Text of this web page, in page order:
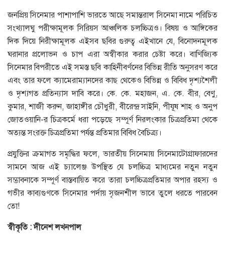
জনপ্রিয় সিনেমার পাশাপাশি ভারতে আছে সমান্তরাল সিনেমা নামে পরিচিত
সংখ্যালঘু পরীক্ষামূলক সিরিয়স আঞ্চলিক চলচ্চিত্রও। বিষয় ও আঙ্গিকের
দিক দিয়ে নিরীক্ষামূলক এইসব ছবির গুরুত্ব এইখানে যে, বিনােদনমূলক
ঘরানার প্রলােভন ও চাপ এরা অস্বীকার করার চেষ্টা করে। বাণিজ্যিক
সিনেমার বিপরীতে এই সমস্ত ছবি কাহিনীবর্ণনের বিভিন্ন রীতি অনুসরণ করে
এবং তার ফলে ক্যামেরাম্যানদের কাছ থেকেও বিভিন্ন ও বিবিধ দৃশ্যশৈলী
ও দৃশ্যগত প্রতিন্যাস দাবি করে। কে. কে. মহাজন, এ. কে. বীর, বেণু,
কুমার, শাজী করুন, জাহাঙ্গীর চৌধুরী, বীরেন্দ্র সাইনি, পীযূষ শাহ ও অনুপ
জোতওয়ানি-র চিত্রকর্মে ধরা পড়েছে সম্পূর্ণ নিরলংকার চিত্রপ্রতিমা থেকে
অত্যন্ত সংরক্ত চিত্রপ্রতিমা পর্যন্ত প্রতিমার বিবিধ বৈচিত্র্য।
প্রযুক্তির ক্রমাগত সমৃদ্ধির ফলে, ভারতীয় সিনেমায় সিনেমাটোগ্রাফারদের
সামনে আজ এই চ্যালেঞ্জ উপস্থিত যে চলচ্চিত্র মাধ্যমের নতুন নতুন
সম্ভাবনাকে সম্পূর্ণ বাস্তবায়িত করে তারা চলচ্চিত্রপ্রতিমার অপার রহস্য ও
গভীর কাব্যগুণকে সিনেমার পর্দায় সৃজনশীল ভাবে তুলে ধরতে পারবেন
তাে!
স্বীকৃতি : দীনেশ লখনপাল